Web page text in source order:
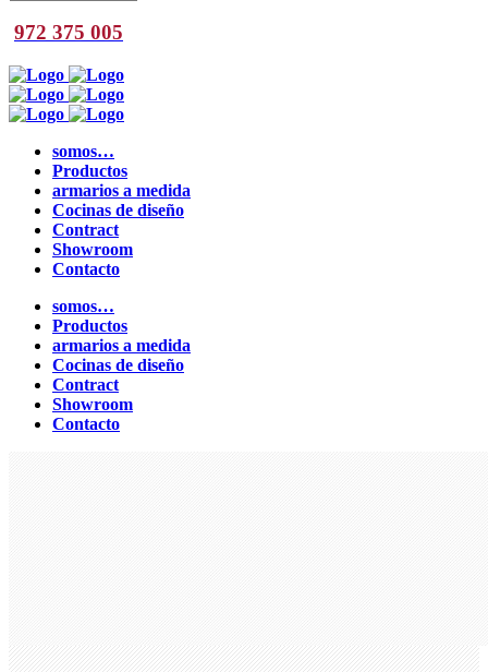
972 375 005
somos…
Productos
armarios a medida
Cocinas de diseño
Contract
Showroom
Contacto
somos…
Productos
armarios a medida
Cocinas de diseño
Contract
Showroom
Contacto